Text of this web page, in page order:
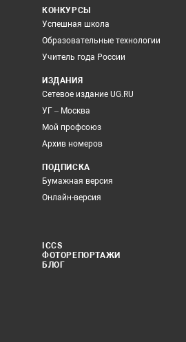
КОНКУРСЫ
Успешная школа
Образовательные технологии
Учитель года России
ИЗДАНИЯ
Сетевое издание UG.RU
УГ – Москва
Мой профсоюз
Архив номеров
ПОДПИСКА
Бумажная версия
Онлайн-версия
ICCS
ФОТОРЕПОРТАЖИ
БЛОГ